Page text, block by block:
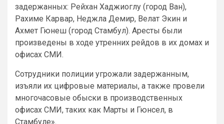
задержанных: Рейхан Хаджиоглу (город Ван),
Рахиме Карвар, Неджла Демир, Велат Экин и
Ахмет Гюнеш (город Стамбул). Аресты были
произведены в ходе утренних рейдов в их домах и
офисах СМИ.
Сотрудники полиции угрожали задержанным,
изъяли их цифровые материалы, а также провели
многочасовые обыски в производственных
офисах СМИ, таких как Марты и Гюнсел, в
Стамбуле».